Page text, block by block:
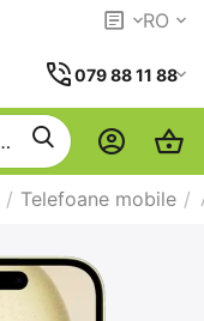
RO
079 88 11 88
/ Telefoane mobile /